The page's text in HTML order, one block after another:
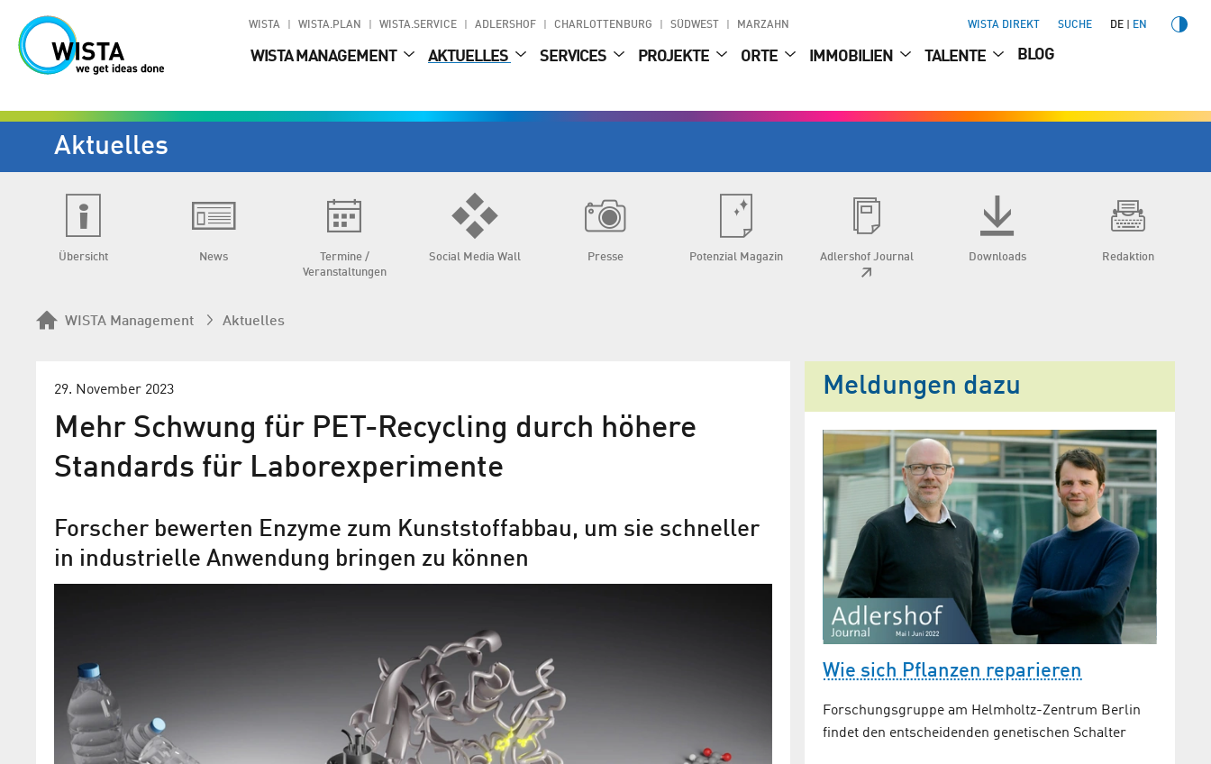
WISTA WISTA.PLAN WISTA.SERVICE ADLERSHOF CHARLOTTENBURG SÜDWEST MARZAHN WISTA DIREKT SUCHE DE EN
WISTA MANAGEMENT AKTUELLES SERVICES PROJEKTE ORTE IMMOBILIEN TALENTE BLOG
Aktuelles
Übersicht News
Termine /
Veranstaltungen
Social Media Wall Presse Potenzial Magazin Adlershof Journal Downloads Redaktion
WISTA Management Aktuelles
29. November 2023
Mehr Schwung für PET-Recycling durch höhere
Standards für Laborexperimente
Forscher bewerten Enzyme zum Kunststoffabbau, um sie schneller
in industrielle Anwendung bringen zu können
Meldungen dazu
Wie sich Pflanzen reparieren
Forschungsgruppe am Helmholtz-Zentrum Berlin
findet den entscheidenden genetischen Schalter
„Molekulare Schere“ für den
Plastikmüll
Enzym zum Zerlegen von PET-Kunststoff an BESSY
II entschlüsselt
Wie sich Pflanzen reparieren
Forschungsgruppe am Helmholtz-Zentrum Berlin
findet den entscheidenden genetischen Schalter